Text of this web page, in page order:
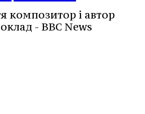
композитор і автор
- BBC News